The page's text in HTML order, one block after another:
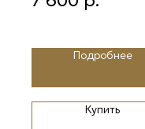
Подробнее
Купить